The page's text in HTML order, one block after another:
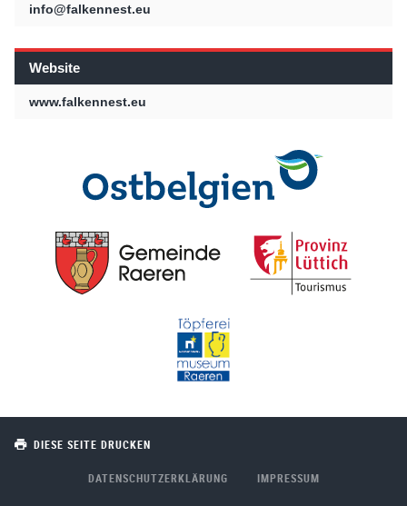
info@falkennest.eu
Website
www.falkennest.eu
DATENSCHUTZERKLÄRUNG IMPRESSUM
DIESE SEITE DRUCKEN